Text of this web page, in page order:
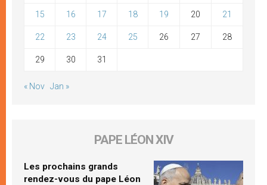
15 16 17 18 19 20 21
22 23 24 25 26 27 28
29 30 31
« Nov Jan »
PAPE LÉON XIV
Les prochains grands
rendez-vous du pape Léon